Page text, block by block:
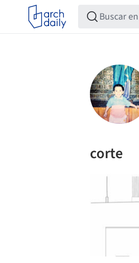
corte